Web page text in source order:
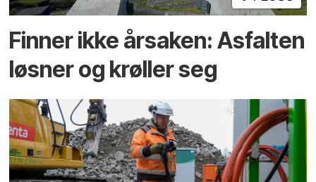
Finner ikke årsaken: Asfalten
løsner og krøller seg